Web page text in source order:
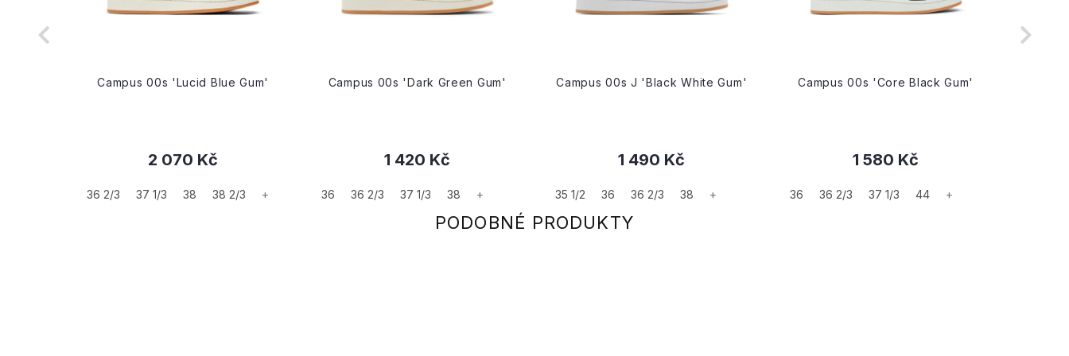
Campus 00s 'Lucid Blue Gum'
2 070 Kč
36 2/3 37 1/3 38 38 2/3 +
Campus 00s 'Dark Green Gum'
1 420 Kč
36 36 2/3 37 1/3 38 +
Campus 00s J 'Black White Gum'
1 490 Kč
35 1/2 36 36 2/3 38 +
Campus 00s 'Core Black Gum'
1 580 Kč
36 36 2/3 37 1/3 44 +